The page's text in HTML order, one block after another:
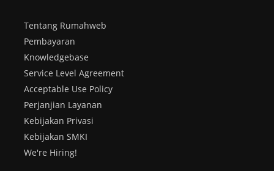
Tentang Rumahweb
Pembayaran
Knowledgebase
Service Level Agreement
Acceptable Use Policy
Perjanjian Layanan
Kebijakan Privasi
Kebijakan SMKI
We're Hiring!